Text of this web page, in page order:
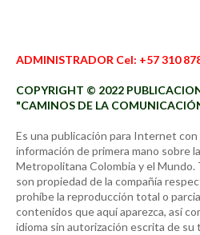
ADMINISTRADOR Cel: +57 310
COPYRIGHT © 2022
"CAMINOS DE LA
Es una publicación para Internet con
información de primera mano sobre
Metropolitana Colombia y el Mundo.
son propiedad de la compañía
prohíbe la reproducción total o
contenidos que aquí aparezca, así
idioma sin autorización escrita de su